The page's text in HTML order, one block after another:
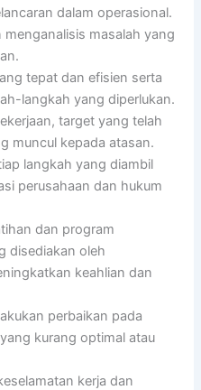
dalam operasional.
masalah yang
tepat dan efisien serta
langkah yang diperlukan.
target yang telah
muncul kepada atasan.
langkah yang diambil
perusahaan dan hukum
dan program
disediakan oleh
keahlian dan
perbaikan pada
kurang optimal atau
kerja dan